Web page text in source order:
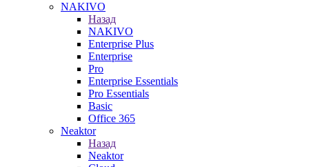
NAKIVO
Назад
NAKIVO
Enterprise Plus
Enterprise
Pro
Enterprise Essentials
Pro Essentials
Basic
Office 365
Neaktor
Назад
Neaktor